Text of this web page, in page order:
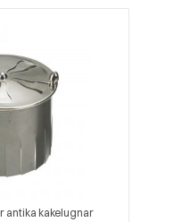
antika kakelugnar